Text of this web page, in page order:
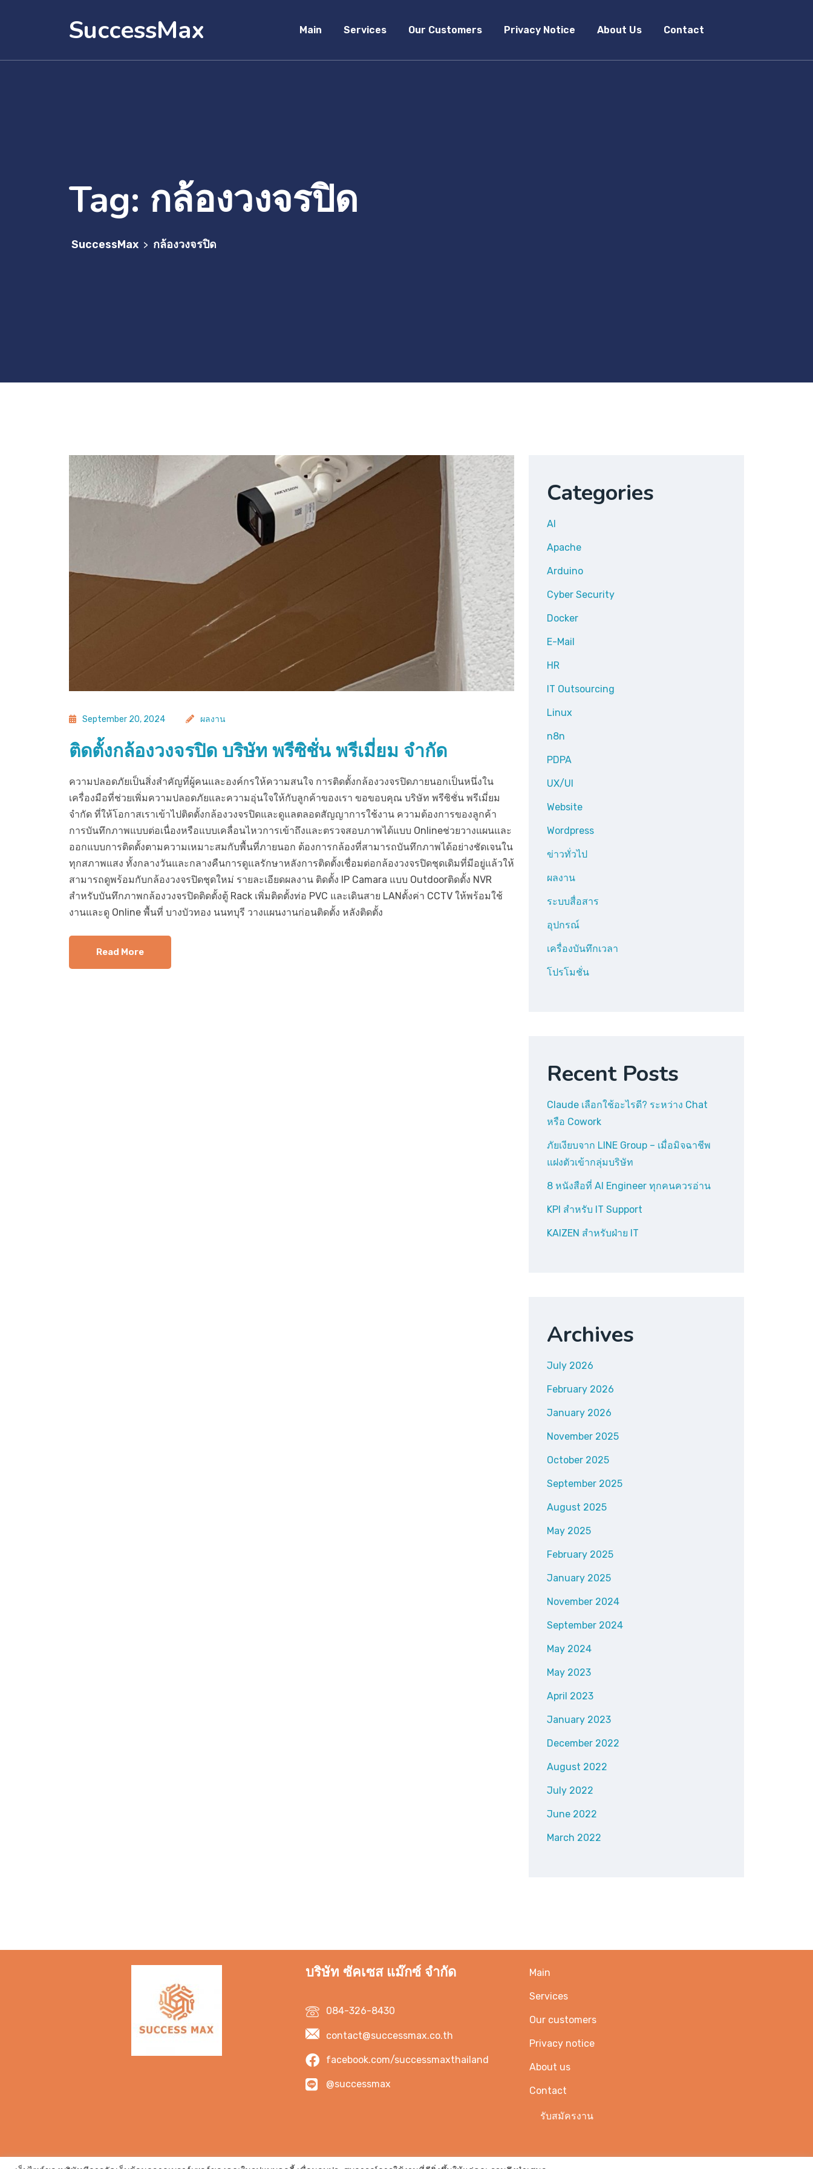
SuccessMax Main Services Our Customers Privacy Notice About Us Contact
Tag: กล้องวงจรปิด
SuccessMax > กล้องวงจรปิด
September 20, 2024 ผลงาน
ติดตั้งกล้องวงจรปิด บริษัท พรีซิชั่น พรีเมี่ยม จำกัด
ความปลอดภัยเป็นสิ่งสำคัญที่ผู้คนและองค์กรให้ความสนใจ การติดตั้งกล้องวงจรปิดภายนอกเป็นหนึ่งใน
เครื่องมือที่ช่วยเพิ่มความปลอดภัยและความอุ่นใจให้กับลูกค้าของเรา ขอขอบคุณ บริษัท พรีซิชั่น พรีเมี่ยม
จำกัด ที่ให้โอกาสเราเข้าไปติดตั้งกล้องวงจรปิดและดูแลตลอดสัญญาการใช้งาน ความต้องการของลูกค้า
การบันทึกภาพแบบต่อเนื่องหรือแบบเคลื่อนไหวการเข้าถึงและตรวจสอบภาพได้แบบ Onlineช่วยวางแผนและ
ออกแบบการติดตั้งตามความเหมาะสมกับพื้นที่ภายนอก ต้องการกล้องที่สามารถบันทึกภาพได้อย่างชัดเจนใน
ทุกสภาพแสง ทั้งกลางวันและกลางคืนการดูแลรักษาหลังการติดตั้งเชื่อมต่อกล้องวงจรปิดชุดเดิมที่มีอยู่แล้วให้
สามารถดูพร้อมกับกล้องวงจรปิดชุดใหม่ รายละเอียดผลงาน ติดตั้ง IP Camara แบบ Outdoorติดตั้ง NVR
สำหรับบันทึกภาพกล้องวงจรปิดติดตั้งตู้ Rack เพิ่มติดตั้งท่อ PVC และเดินสาย LANตั้งค่า CCTV ให้พร้อมใช้
งานและดู Online พื้นที่ บางบัวทอง นนทบุรี วางแผนงานก่อนติดตั้ง หลังติดตั้ง
Read More
Categories
AI
Apache
Arduino
Cyber Security
Docker
E-Mail
HR
IT Outsourcing
Linux
n8n
PDPA
UX/UI
Website
Wordpress
ข่าวทั่วไป
ผลงาน
ระบบสื่อสาร
อุปกรณ์
เครื่องบันทึกเวลา
โปรโมชั่น
Recent Posts
Claude เลือกใช้อะไรดี? ระหว่าง Chat
หรือ Cowork
ภัยเงียบจาก LINE Group – เมื่อมิจฉาชีพ
แฝงตัวเข้ากลุ่มบริษัท
8 หนังสือที่ AI Engineer ทุกคนควรอ่าน
KPI สำหรับ IT Support
KAIZEN สำหรับฝ่าย IT
Archives
July 2026
February 2026
January 2026
November 2025
October 2025
September 2025
August 2025
May 2025
February 2025
January 2025
November 2024
September 2024
May 2024
May 2023
April 2023
January 2023
December 2022
August 2022
July 2022
June 2022
March 2022
บริษัท ซัคเซส แม๊กซ์ จำกัด
084-326-8430
contact@successmax.co.th
facebook.com/successmaxthailand
@successmax
Main
Services
Our customers
Privacy notice
About us
Contact
รับสมัครงาน